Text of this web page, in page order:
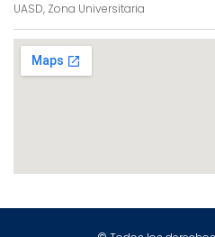
UASD, Zona Universitaria